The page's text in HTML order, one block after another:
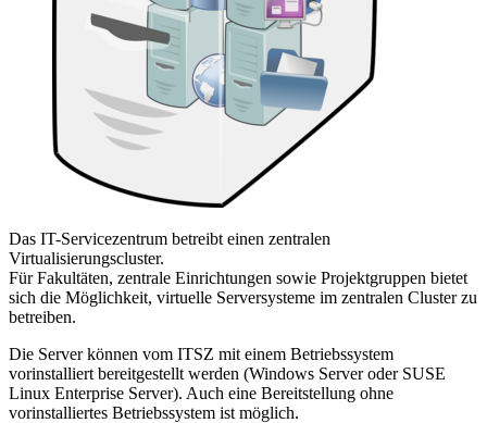
Das IT-Servicezentrum betreibt einen zentralen
Virtualisierungscluster.
Für Fakultäten, zentrale Einrichtungen sowie Projektgruppen bietet
sich die Möglichkeit, virtuelle Serversysteme im zentralen Cluster zu
betreiben.
Die Server können vom ITSZ mit einem Betriebssystem
vorinstalliert bereitgestellt werden (Windows Server oder SUSE
Linux Enterprise Server). Auch eine Bereitstellung ohne
vorinstalliertes Betriebssystem ist möglich.